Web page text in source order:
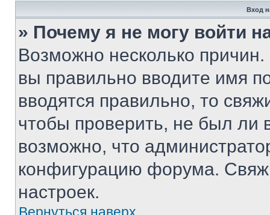
Вход
» Почему я не могу войти
Возможно несколько
вы правильно вводите имя
вводятся правильно, то
чтобы проверить, не был ли
возможно, что
конфигурацию форума.
настроек.